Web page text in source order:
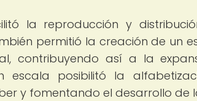
la reproducción y
permitió la creación de un
contribuyendo así a la
escala posibilitó la
y fomentando el desarrollo de